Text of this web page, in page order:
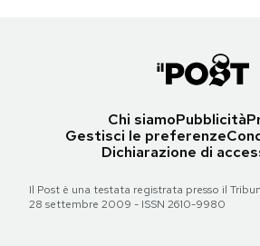
Chi siamoPubblicità
Gestisci le preferenze
Dichiarazione di
Il Post è una testata registrata presso il
28 settembre 2009 - ISSN 2610-9980